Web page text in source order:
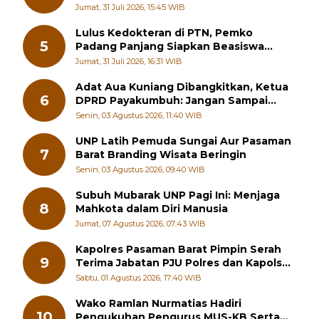
Pelatihan Kepemimpinan Pelajar
Jumat, 31 Juli 2026, 15:45 WIB
5
Lulus Kedokteran di PTN, Pemko
Padang Panjang Siapkan Beasiswa
Penuh
Jumat, 31 Juli 2026, 16:31 WIB
6
Adat Aua Kuniang Dibangkitkan, Ketua
DPRD Payakumbuh: Jangan Sampai
Generasi Muda Hilang Jati Diri
Senin, 03 Agustus 2026, 11:40 WIB
7
UNP Latih Pemuda Sungai Aur Pasaman
Barat Branding Wisata Beringin
Senin, 03 Agustus 2026, 09:40 WIB
8
Subuh Mubarak UNP Pagi Ini: Menjaga
Mahkota dalam Diri Manusia
Jumat, 07 Agustus 2026, 07:43 WIB
9
Kapolres Pasaman Barat Pimpin Serah
Terima Jabatan PJU Polres dan Kapolsek
Sungai Beremas
Sabtu, 01 Agustus 2026, 17:40 WIB
Wako Ramlan Nurmatias Hadiri